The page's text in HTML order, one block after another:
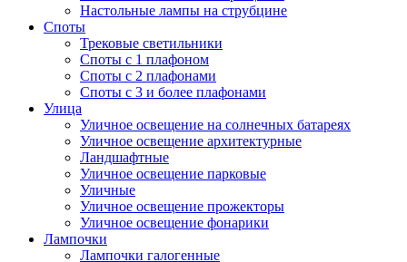
Настольные лампы на струбцине
Споты
Трековые светильники
Споты с 1 плафоном
Споты с 2 плафонами
Споты с 3 и более плафонами
Улица
Уличное освещение на солнечных батареях
Уличное освещение архитектурные
Ландшафтные
Уличное освещение парковые
Уличные
Уличное освещение прожекторы
Уличное освещение фонарики
Лампочки
Лампочки галогенные